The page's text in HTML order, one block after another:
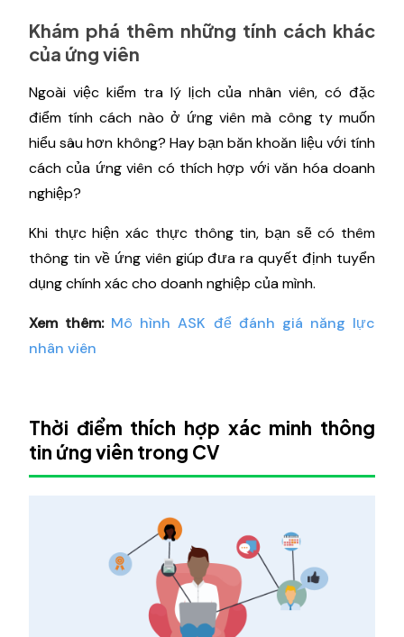
Khám phá thêm những tính cách khác
của ứng viên
Ngoài việc kiểm tra lý lịch của nhân viên, có đặc
điểm tính cách nào ở ứng viên mà công ty muốn
hiểu sâu hơn không? Hay bạn băn khoăn liệu với tính
cách của ứng viên có thích hợp với văn hóa doanh
nghiệp?
Khi thực hiện xác thực thông tin, bạn sẽ có thêm
thông tin về ứng viên giúp đưa ra quyết định tuyển
dụng chính xác cho doanh nghiệp của mình.
Xem thêm: Mô hình ASK để đánh giá năng lực
nhân viên
Thời điểm thích hợp xác minh thông
tin ứng viên trong CV